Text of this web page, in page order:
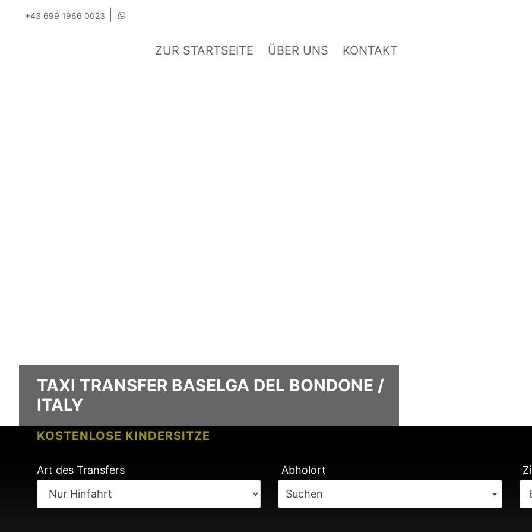
+43 699 1966 0023
ZUR STARTSEITE ÜBER UNS KONTAKT
KOSTENLOSE KINDERSITZE
KEINE GEBÜHREN BEI FLUGVERSPÄTUNG
TAXI TRANSFER BASELGA DEL BONDONE /
ITALY
Art des Transfers
Abholort
Suchen